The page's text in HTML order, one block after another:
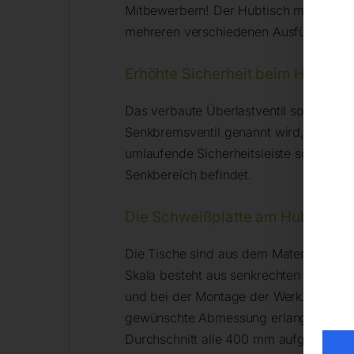
Mitbewerbern! Der Hubtisch mit
mehreren verschiedenen Ausführungen.
Erhöhte Sicherheit beim
Das verbaute Überlastventil sorgt
Senkbremsventil genannt wird, sorgt
umlaufende Sicherheitsleiste sorgt für
Senkbereich befindet.
Die Schweißplatte am Hubtisch
Die Tische sind aus dem Material
Skala besteht aus senkrechten und
und bei der Montage der Werkzeuge.
gewünschte Abmessung erlangt wird.
Durchschnitt alle 400 mm aufgestellt.